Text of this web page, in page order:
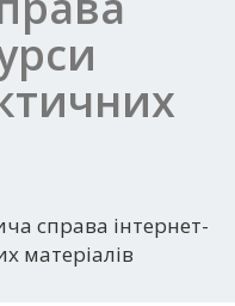
справа інтернет-
матеріалів